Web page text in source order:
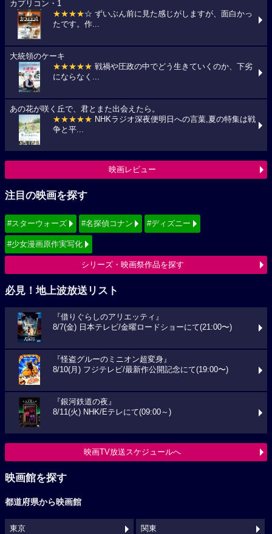
カプリコン・1
★★★★☆ ずいぶん前に見た感じがしますが、面白かっ
たです。作...
大統領のケーキ
★★★★★ 戦禍や圧政の中でどう生きていくのか、下劣
にならなく...
あの花が咲く丘で、君とまた出会えたら。
★★★★★ NHKラジオ深夜便明日への言葉,夏の特集は戦
争と平...
映画レビュー
注目の映画を探す
#スターウォーズ #名探偵コナン #ディズニー
#少女漫画原作実写化
シリーズ・映画祭作品を探す
必見！地上波放送リスト
『借りぐらしのアリエッティ』
8/7(金) 日本テレビ/金曜ロードショーにて(21:00〜)
『怪盗グルーのミニオン超変身』
8/10(月) フジテレビ/最新作公開記念にて(19:00〜)
『銀河鉄道の夜』
8/11(火) NHK/Eテレにて(09:00～)
映画TV放送スケジュールへ
映画館を探す
都道府県から映画館
東京 関東